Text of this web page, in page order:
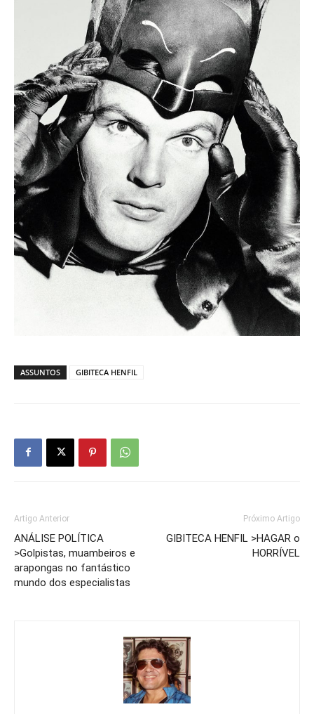
ASSUNTOS GIBITECA HENFIL
Artigo Anterior
ANÁLISE POLÍTICA
>Golpistas, muambeiros e
arapongas no fantástico
mundo dos especialistas
Próximo Artigo
GIBITECA HENFIL >HAGAR o
HORRÍVEL